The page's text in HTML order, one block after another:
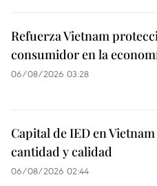
Refuerza Vietnam
consumidor en la
06/08/2026 03:28
Capital de IED en
cantidad y calidad
06/08/2026 02:44